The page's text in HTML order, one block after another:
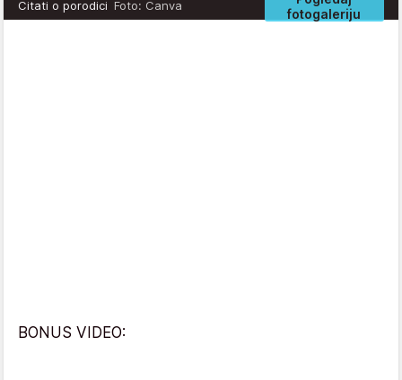
fotogaleriju
Citati o porodici Foto: Canva
BONUS VIDEO: